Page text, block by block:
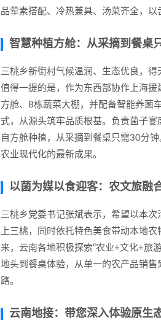
品荤素搭配、冷热兼具、汤菜齐全，
智慧种植方舱：从采摘到餐桌
三桃乡新街村气候温润、生态优良，
值得一提的是，作为东西部协作上海
方舱、8栋蔬菜大棚，并配备智能养菌
式，从源头筑牢品质根基。负责菌子
自方舱种植，从采摘到餐桌只需30分
农业现代化的最新成果。
以菌为媒以食迎客：农文旅融
三桃乡党委书记张斌表示，希望以本
上三桃，同时依托特色美食带动本地
来，云南各地积极探索“农业+文化+旅
地头到餐桌体验，从单一的农产品销
路。
云南地接：带您深入体验原生